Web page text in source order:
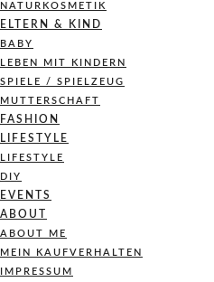
NATURKOSMETIK
ELTERN & KIND
BABY
LEBEN MIT KINDERN
SPIELE / SPIELZEUG
MUTTERSCHAFT
FASHION
LIFESTYLE
LIFESTYLE
DIY
EVENTS
ABOUT
ABOUT ME
MEIN KAUFVERHALTEN
IMPRESSUM